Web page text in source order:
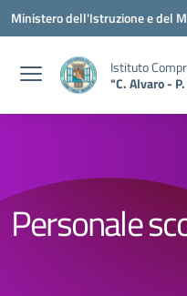
Vai ai contenuti
Vai al menu di navigazione
Vai al footer
Ministero dell'Istruzione e del
Istituto
"C. Alvaro -
Personale